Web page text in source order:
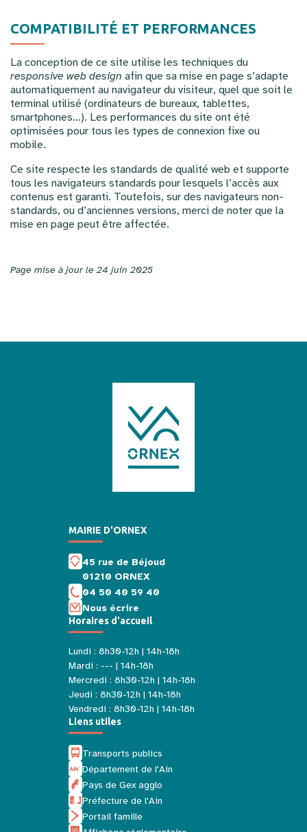
COMPATIBILITÉ ET PERFORMANCES
La conception de ce site utilise les techniques du
responsive web design afin que sa mise en page s’adapte
automatiquement au navigateur du visiteur, quel que soit le
terminal utilisé (ordinateurs de bureaux, tablettes,
smartphones…). Les performances du site ont été
optimisées pour tous les types de connexion fixe ou
mobile.
Ce site respecte les standards de qualité web et supporte
tous les navigateurs standards pour lesquels l’accès aux
contenus est garanti. Toutefois, sur des navigateurs non-
standards, ou d’anciennes versions, merci de noter que la
mise en page peut être affectée.
Page mise à jour le 24 juin 2025
MAIRIE D'ORNEX
45 rue de Béjoud
01210 ORNEX
04 50 40 59 40
Nous écrire
Horaires d'accueil
Lundi : 8h30-12h | 14h-18h
Mardi : --- | 14h-18h
Mercredi : 8h30-12h | 14h-18h
Jeudi : 8h30-12h | 14h-18h
Vendredi : 8h30-12h | 14h-18h
Liens utiles
Transports publics
Département de l'Ain
Pays de Gex agglo
Préfecture de l'Ain
Portail famille